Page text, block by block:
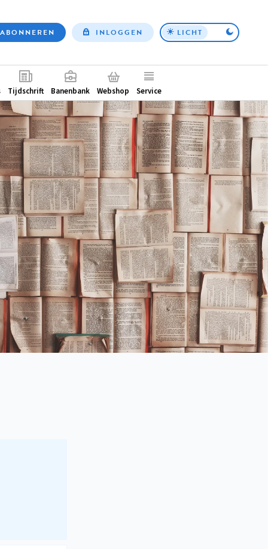
Top
ABONNEREN INLOGGEN LICHT
Tijdschrift Banenbank Webshop Service